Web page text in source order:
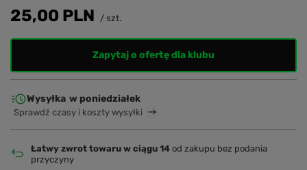
25,00 PLN / szt.
Zapytaj o ofertę dla klubu
Wysyłka w poniedziałek
Sprawdź czasy i koszty wysyłki
Łatwy zwrot towaru w ciągu 14 od zakupu bez podania
przyczyny